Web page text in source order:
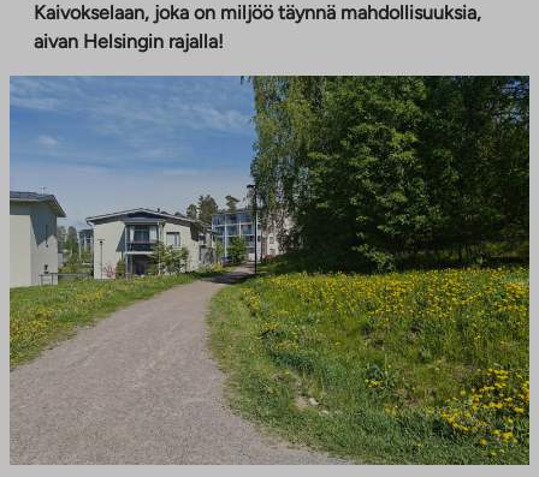
Kaivokselaan, joka on miljöö täynnä mahdollisuuksia,
aivan Helsingin rajalla!